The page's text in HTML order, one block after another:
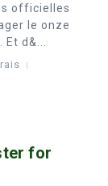
officielles
le onze
d&...
for